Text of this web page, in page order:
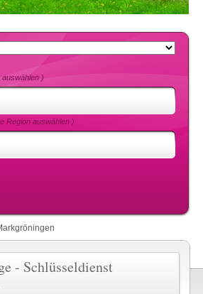
)
Region auswählen )
- Schlüsseldienst